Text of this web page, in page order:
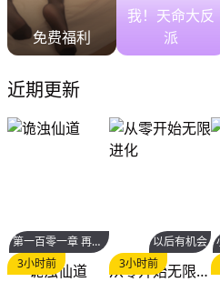
免费福利
我！天命大反
派
近期更新
3小时前
第一百零一章 再见陈铁削
诡浊仙道 3小时前
以后有机会
从零开始无限进化